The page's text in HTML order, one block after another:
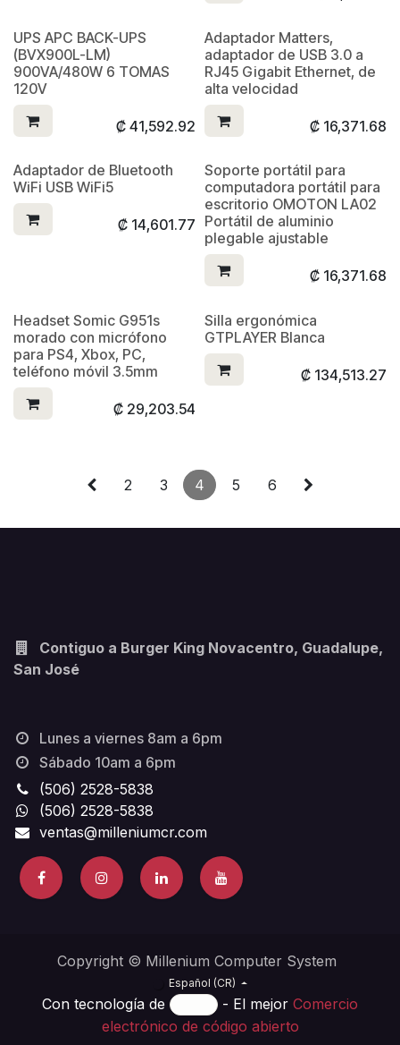
UPS APC BACK-UPS
(BVX900L-LM)
900VA/480W 6 TOMAS
120V
₡ 41,592.92
Adaptador Matters,
adaptador de USB 3.0 a
RJ45 Gigabit Ethernet, de
alta velocidad
₡ 16,371.68
Adaptador de Bluetooth
WiFi USB WiFi5
₡ 14,601.77
Soporte portátil para
computadora portátil para
escritorio OMOTON LA02
Portátil de aluminio
plegable ajustable
₡ 16,371.68
Headset Somic G951s
morado con micrófono
para PS4, Xbox, PC,
teléfono móvil 3.5mm
₡ 29,203.54
Silla ergonómica
GTPLAYER Blanca
₡ 134,513.27
2 3 4 5 6
Contiguo a Burger King Novacentro, Guadalupe,
San José
Lunes a viernes 8am a 6pm
Sábado 10am a 6pm
(506) 2528-5838
(506) 2528-5838
ventas@milleniumcr.com
Copyright © Millenium Computer System
Español (CR)
Con tecnología de - El mejorComercio
electrónico de código abierto